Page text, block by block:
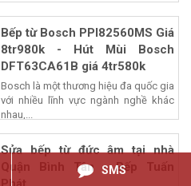
Bếp từ Bosch PPI82560MS Giá
8tr980k - Hút Mùi Bosch
DFT63CA61B giá 4tr580k
Bosch là một thương hiệu đa quốc gia
với nhiều lĩnh vực ngành nghề khác
nhau,...
Sửa bếp từ đức âm tại nhà
Quận Bình Tân - Bếp Tuấn
SMS